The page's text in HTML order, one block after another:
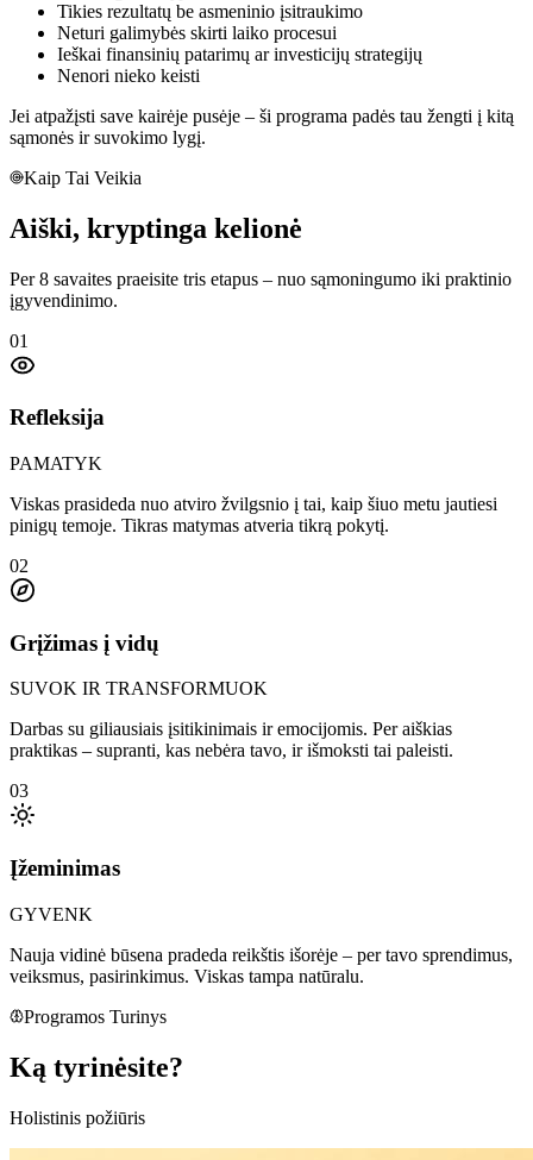
Tikies rezultatų be asmeninio įsitraukimo
Neturi galimybės skirti laiko procesui
Ieškai finansinių patarimų ar investicijų strategijų
Nenori nieko keisti
Jei atpažįsti save kairėje pusėje – ši programa padės tau žengti į kitą
sąmonės ir suvokimo lygį.
Kaip Tai Veikia
Aiški, kryptinga kelionė
Per 8 savaites praeisite tris etapus – nuo sąmoningumo iki praktinio
įgyvendinimo.
01
Refleksija
PAMATYK
Viskas prasideda nuo atviro žvilgsnio į tai, kaip šiuo metu jautiesi
pinigų temoje. Tikras matymas atveria tikrą pokytį.
02
Grįžimas į vidų
SUVOK IR TRANSFORMUOK
Darbas su giliausiais įsitikinimais ir emocijomis. Per aiškias
praktikas – supranti, kas nebėra tavo, ir išmoksti tai paleisti.
03
Įžeminimas
GYVENK
Nauja vidinė būsena pradeda reikštis išorėje – per tavo sprendimus,
veiksmus, pasirinkimus. Viskas tampa natūralu.
Programos Turinys
Ką tyrinėsite?
Holistinis požiūris